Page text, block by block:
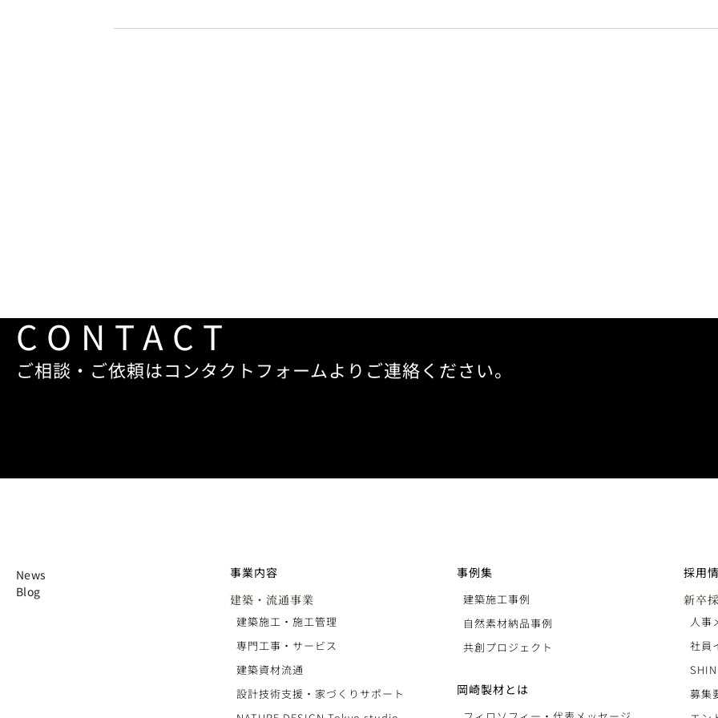
CONTACT
ご相談・ご依頼はコンタクトフォームよりご連絡ください。
News
Blog
事業内容
建築・流通事業
建築施工・施工管理
専門工事・サービス
建築資材流通
設計技術支援・家づくりサポート
事例集
建築施工事例
自然素材納品事例
共創プロジェクト
岡崎製材とは
採用
新卒
人事
社員
募集